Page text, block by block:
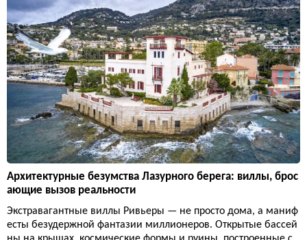
Архитектурные безумства Лазурного берега: виллы, брос
ающие вызов реальности
Экстравагантные виллы Ривьеры — не просто дома, а маниф
есты безудержной фантазии миллионеров. Открытые бассей